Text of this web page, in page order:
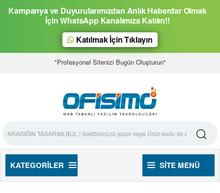
Kampanya ve Duyurularımızdan Anlık Haberdar Olmak
İçin WhatsApp Kanalımıza Katılın!!
Katılmak İçin Tıklayın
"Profesyonel Sitenizi Bugün Oluşturun"
KATEGORILER SITE MENÜ